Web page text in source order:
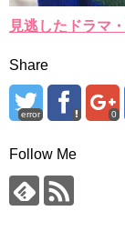
見逃したドラマ
Share
error 0
Follow Me